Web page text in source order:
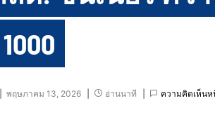
พฤษภาคม 13, 2026 อ่านนาที ความคิดเห็นห